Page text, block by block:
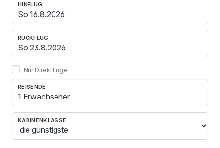
HINFLUG
RÜCKFLUG
Nur Direktflüge
REISENDE
1 Erwachsener
KABINENKLASSE